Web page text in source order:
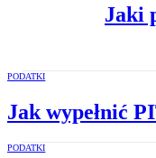
Jaki
PODATKI
Jak wypełnić
PODATKI